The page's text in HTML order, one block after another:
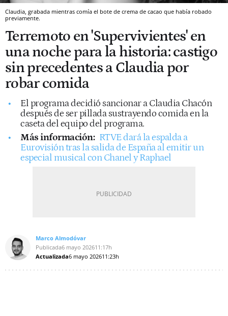
Claudia, grabada mientras comía el bote de crema de cacao que había robado
previamente.
Terremoto en 'Supervivientes' en
una noche para la historia: castigo
sin precedentes a Claudia por
robar comida
El programa decidió sancionar a Claudia Chacón
después de ser pillada sustrayendo comida en la
caseta del equipo del programa.
Más información: RTVE dará la espalda a
Eurovisión tras la salida de España al emitir un
especial musical con Chanel y Raphael
Marco Almodóvar
Publicada6 mayo 202611:17h
Actualizada6 mayo 202611:23h